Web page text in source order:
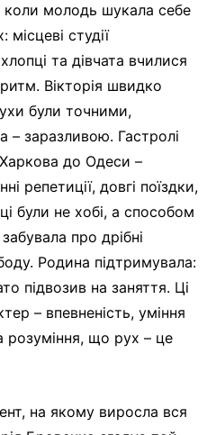
молодь шукала себе
студії
та дівчата вчилися
Вікторія швидко
були точними,
– заразливою. Гастролі
Харкова до Одеси –
репетиції, довгі поїздки,
були не хобі, а способом
про дрібні
Родина підтримувала:
підвозив на заняття. Ці
– впевненість, уміння
розуміння, що рух – це
на якому виросла вся